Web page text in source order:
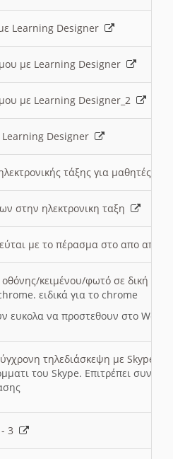
Learning Designer
με Learning Designer
με Learning Designer_2
Learning Designer
τάξης για μαθητές
στην ηλεκτρονικη ταξη
με το πέρασμα στο απο
κειμένου/φωτό σε δική
ειδικά για το chrome
ευκολα να προστεθουν στο Word
τηλεδιάσκεψη με Skype
του Skype. Επιτρέπει
3